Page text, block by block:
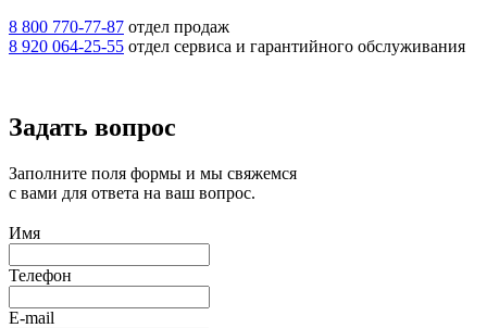
8 800 770-77-87 отдел продаж
8 920 064-25-55 отдел сервиса и гарантийного обслуживания
Задать вопрос
Заполните поля формы и мы свяжемся
с вами для ответа на ваш вопрос.
Имя
Телефон
E-mail